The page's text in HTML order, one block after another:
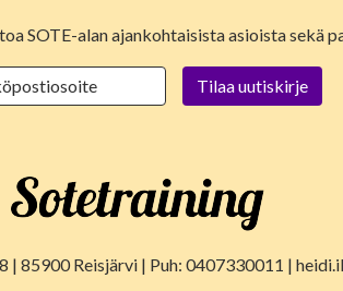
SOTE-alan ajankohtaisista asioista sekä
| 85900 Reisjärvi | Puh: 0407330011 |